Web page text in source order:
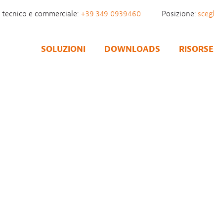
e commerciale: +39 349 0939460 Posizione:
SOLUZIONI DOWNLOADS RISORSE